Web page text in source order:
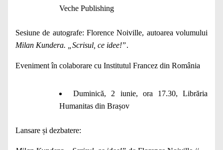
Veche Publishing
Sesiune de autografe: Florence Noiville, autoarea volumului
Milan Kundera. „Scrisul, ce idee!ˮ.
Eveniment în colaborare cu Institutul Francez din România
Duminică, 2 iunie, ora 17.30, Librăria
Humanitas din Brașov
Lansare și dezbatere: